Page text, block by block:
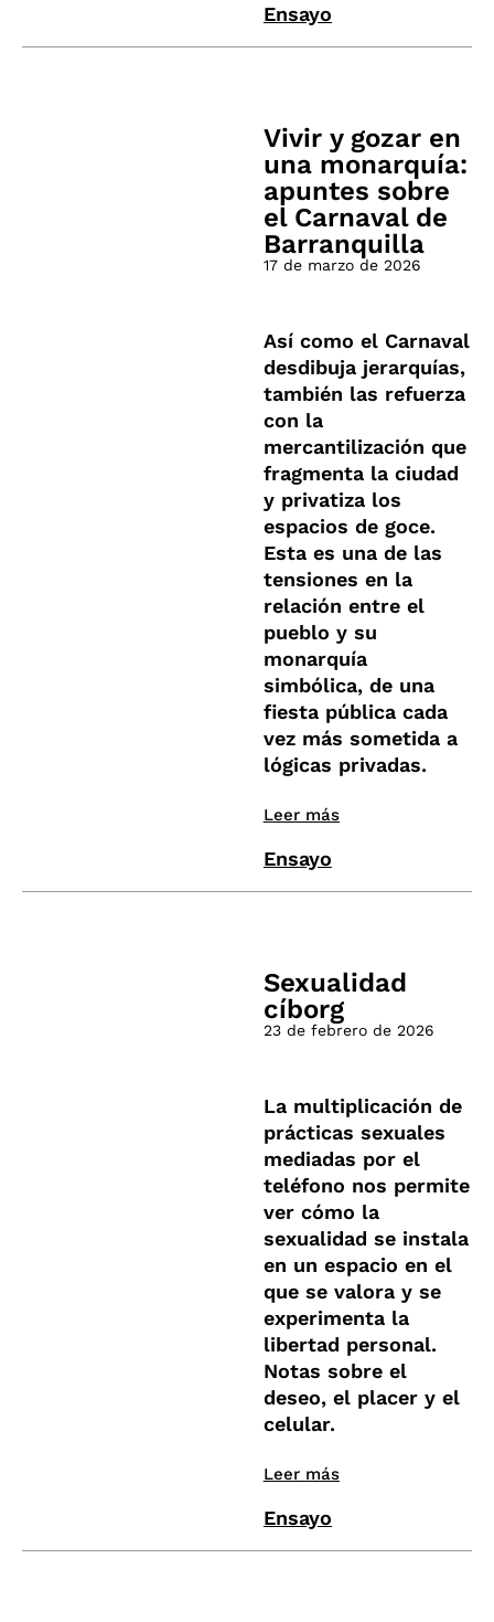
Ensayo
Vivir y gozar en
una monarquía:
apuntes sobre
el Carnaval de
Barranquilla
17 de marzo de 2026
Así como el Carnaval
desdibuja jerarquías,
también las refuerza
con la
mercantilización que
fragmenta la ciudad
y privatiza los
espacios de goce.
Esta es una de las
tensiones en la
relación entre el
pueblo y su
monarquía
simbólica, de una
fiesta pública cada
vez más sometida a
lógicas privadas.
Leer más
Ensayo
Sexualidad
cíborg
23 de febrero de 2026
La multiplicación de
prácticas sexuales
mediadas por el
teléfono nos permite
ver cómo la
sexualidad se instala
en un espacio en el
que se valora y se
experimenta la
libertad personal.
Notas sobre el
deseo, el placer y el
celular.
Leer más
Ensayo